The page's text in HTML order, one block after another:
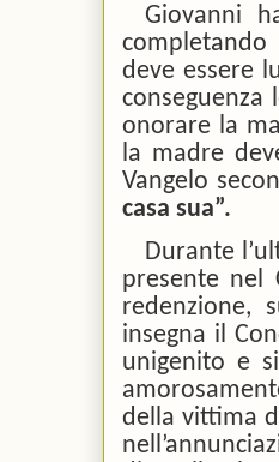
Giovanni
deve essere
conseguenza
onorare la
la madre
Vangelo
casa sua”.
Durante
presente nel
redenzione,
insegna il
unigenito e
della vittima